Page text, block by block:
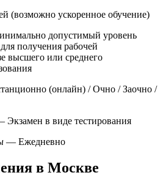
(возможно ускоренное обучение)
допустимый уровень
получения рабочей
высшего или среднего
(онлайн) / Очно / Заочно /
Экзамен в виде тестирования
— Ежедневно
в Москве